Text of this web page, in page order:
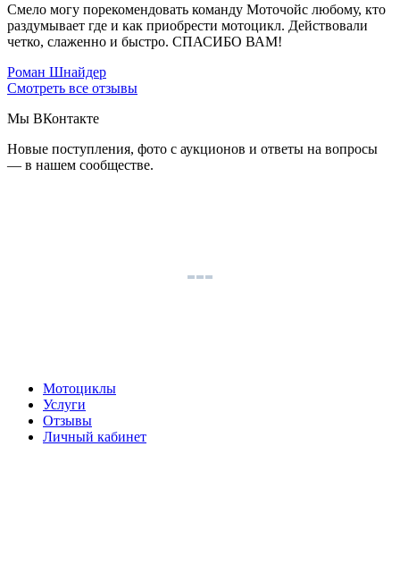
Смело могу порекомендовать команду Моточойс любому, кто
раздумывает где и как приобрести мотоцикл. Действовали
четко, слаженно и быстро. СПАСИБО ВАМ!
Роман Шнайдер
Смотреть все отзывы
Мы ВКонтакте
Новые поступления, фото с аукционов и ответы на вопросы
— в нашем сообществе.
Мотоциклы
Услуги
Отзывы
Личный кабинет